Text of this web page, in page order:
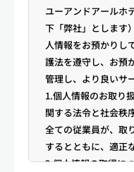
ユーアンドアールホ
下「弊社」とします
人情報をお預かりし
護法を遵守し、お預
管理し、より良いサ
1.個人情報のお取り
関する法令と社会秩
全ての従業員が、取
するとともに、適正
2.個人情報の取得に